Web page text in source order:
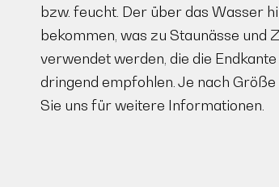
bzw. feucht. Der über das Wasser
bekommen, was zu Staunässe und
verwendet werden, die die
dringend empfohlen. Je nach
Sie uns für weitere Informationen.